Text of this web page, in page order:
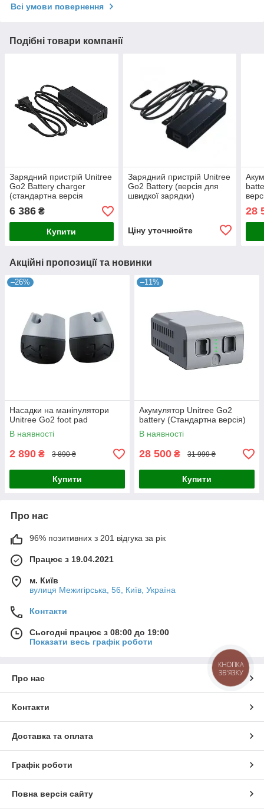
Всі умови повернення
Подібні товари компанії
Зарядний пристрій Unitree
Go2 Battery charger
(стандартна версія
заряду)
6 386 ₴
Купити
Зарядний пристрій Unitree
Go2 Battery (версія для
швидкої зарядки)
Ціну уточнюйте
28
Акційні пропозиції та новинки
–26%
Насадки на маніпулятори
Unitree Go2 foot pad
В наявності
2 890 ₴ 3 890 ₴
Купити
–11%
Акумулятор Unitree Go2
battery (Стандартна версія)
В наявності
28 500 ₴ 31 999 ₴
Купити
Про нас
96% позитивних з 201 відгука за рік
Працює з 19.04.2021
м. Київ
вулиця Межигірська, 56, Київ, Україна
Контакти
Сьогодні працює з 08:00 до 19:00
Показати весь графік роботи
Про нас
Контакти
Доставка та оплата
Графік роботи
Повна версія сайту
КНОПКА
ЗВ'ЯЗКУ